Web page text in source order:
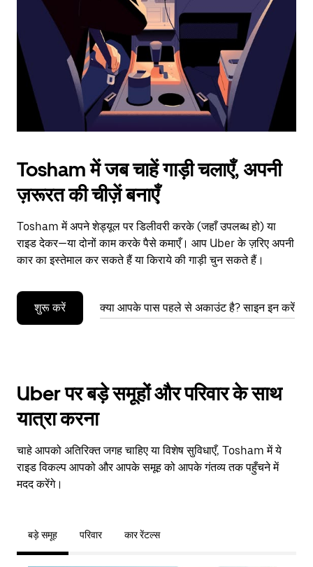
the
calendar.
Tosham में जब चाहें गाड़ी चलाएँ, अपनी
ज़रूरत की चीज़ें बनाएँ
Tosham में अपने शेड्यूल पर डिलीवरी करके (जहाँ उपलब्ध हो) या
राइड देकर—या दोनों काम करके पैसे कमाएँ। आप Uber के ज़रिए अपनी
कार का इस्तेमाल कर सकते हैं या किराये की गाड़ी चुन सकते हैं।
शुरू करें क्या आपके पास पहले से अकाउंट है? साइन इन करें
Uber पर बड़े समूहों और परिवार के साथ
यात्रा करना
चाहे आपको अतिरिक्त जगह चाहिए या विशेष सुविधाएँ, Tosham में ये
राइड विकल्प आपको और आपके समूह को आपके गंतव्य तक पहुँचने में
मदद करेंगे।
बड़े समूह परिवार कार रेंटल्स